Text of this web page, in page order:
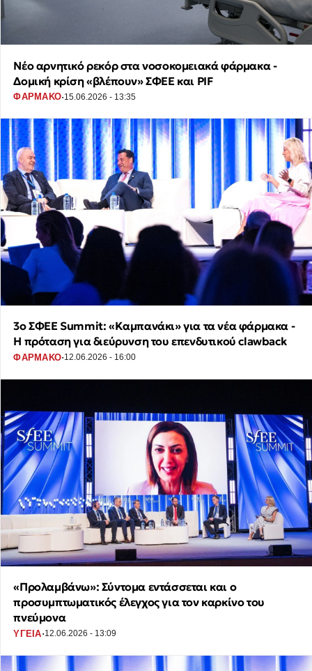
Νέο αρνητικό ρεκόρ στα νοσοκομειακά φάρμακα -
Δομική κρίση «βλέπουν» ΣΦΕΕ και PIF
ΦΑΡΜΑΚΟ·15.06.2026 - 13:35
3o ΣΦΕΕ Summit: «Καμπανάκι» για τα νέα φάρμακα -
Η πρόταση για διεύρυνση του επενδυτικού clawback
ΦΑΡΜΑΚΟ·12.06.2026 - 16:00
«Προλαμβάνω»: Σύντομα εντάσσεται και ο
προσυμπτωματικός έλεγχος για τον καρκίνο του
πνεύμονα
ΥΓΕΙΑ·12.06.2026 - 13:09